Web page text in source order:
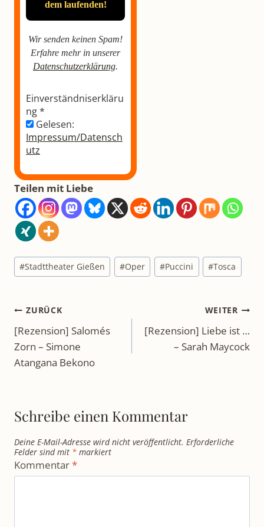
Wir senden keinen Spam!
Erfahre mehr in unserer
Datenschutzerklärung.
Einverständniserkläru
ng*
Gelesen:
Impressum/Datensch
utz
Teilen mit Liebe
Schlagworte:
#Stadttheater Gießen #Oper #Puccini #Tosca
Beitragsnavigation
ZURÜCK
[Rezension] Salomés
Zorn – Simone
Atangana Bekono
WEITER
[Rezension] Liebe ist …
– Sarah Maycock
Schreibe einen Kommentar
Deine E-Mail-Adresse wird nicht veröffentlicht. Erforderliche
Felder sind mit * markiert
Kommentar*